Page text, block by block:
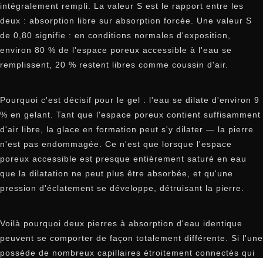
intégralement rempli. La valeur S est le rapport entre les
deux : absorption libre sur absorption forcée. Une valeur S
de 0,80 signifie : en conditions normales d'exposition,
environ 80 % de l'espace poreux accessible à l'eau se
remplissent, 20 % restent libres comme coussin d'air.
Pourquoi c'est décisif pour le gel : l'eau se dilate d'environ 9
% en gelant. Tant que l'espace poreux contient suffisamment
d'air libre, la glace en formation peut s'y dilater — la pierre
n'est pas endommagée. Ce n'est que lorsque l'espace
poreux accessible est presque entièrement saturé en eau
que la dilatation ne peut plus être absorbée, et qu'une
pression d'éclatement se développe, détruisant la pierre.
Voilà pourquoi deux pierres à absorption d'eau identique
peuvent se comporter de façon totalement différente. Si l'une
possède de nombreux capillaires étroitement connectés qui